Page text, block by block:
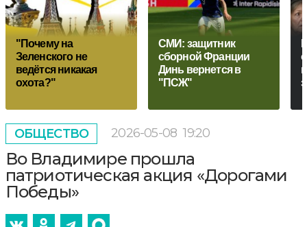
"Почему на
Зеленского не
ведётся никакая
охота?"
СМИ: защитник
сборной Франции
Динь вернется в
"ПСЖ"
ОБЩЕСТВО 2026-05-08 19:20
Во Владимире прошла
патриотическая акция «Дорогами
Победы»